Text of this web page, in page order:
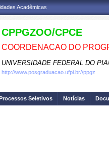
Acadêmicas
CPPGZOO/CPCE
COORDENACAO DO
UNIVERSIDADE FEDERAL DO
http://www.posgraduacao.ufpi.br//ppgz
Seletivos Notícias